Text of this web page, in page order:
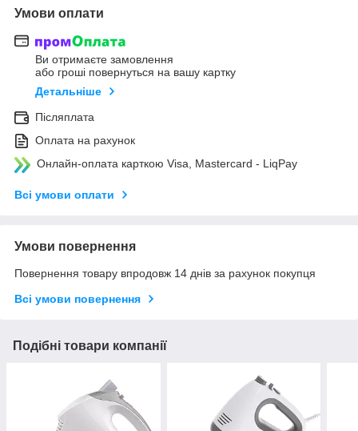
Умови оплати
Ви отримаєте замовлення
або гроші повернуться на вашу картку
Детальніше
Післяплата
Оплата на рахунок
Онлайн-оплата карткою Visa, Mastercard - LiqPay
Всі умови оплати
Умови повернення
Повернення товару впродовж 14 днів за рахунок покупця
Всі умови повернення
Подібні товари компанії